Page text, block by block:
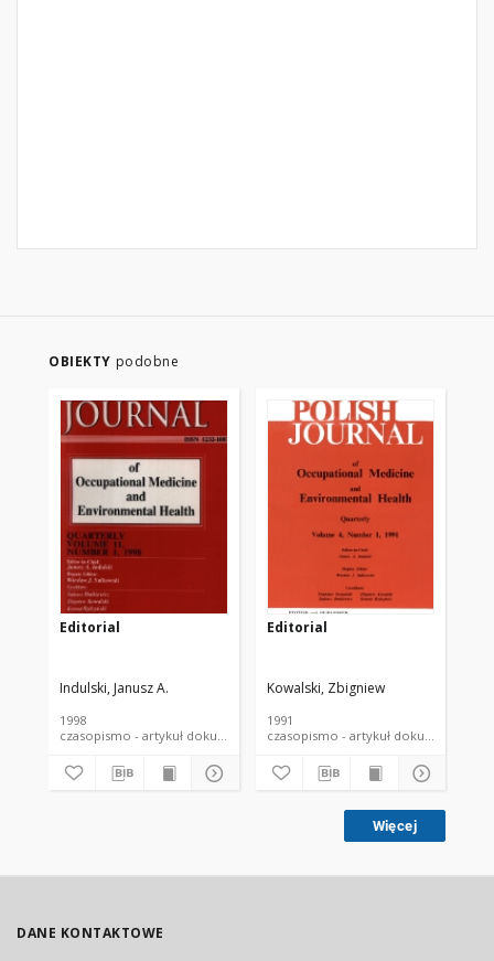
OBIEKTY podobne
Editorial
Indulski, Janusz A.
1998
czasopismo - artykuł dokument piśmienniczy
Editorial
Kowalski, Zbigniew
1991
czasopismo - artykuł
Więcej
DANE KONTAKTOWE